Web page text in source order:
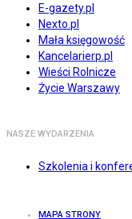
E-gazety.pl
Nexto.pl
Mała księgowość
Kancelarierp.pl
Wieści Rolnicze
Życie Warszawy
NASZE WYDARZENIA
Szkolenia i
MAPA STRONY